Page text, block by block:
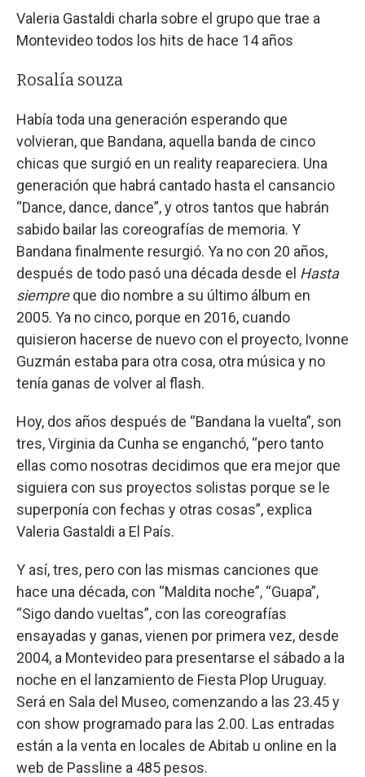
Valeria Gastaldi charla sobre el grupo que trae a
Montevideo todos los hits de hace 14 años
Rosalía souza
Había toda una generación esperando que
volvieran, que Bandana, aquella banda de cinco
chicas que surgió en un reality reapareciera. Una
generación que habrá cantado hasta el cansancio
“Dance, dance, dance”, y otros tantos que habrán
sabido bailar las coreografías de memoria. Y
Bandana finalmente resurgió. Ya no con 20 años,
después de todo pasó una década desde el Hasta
siempreque dio nombre a su último álbum en
2005. Ya no cinco, porque en 2016, cuando
quisieron hacerse de nuevo con el proyecto, Ivonne
Guzmán estaba para otra cosa, otra música y no
tenía ganas de volver al flash.
Hoy, dos años después de “Bandana la vuelta”, son
tres, Virginia da Cunha se enganchó, “pero tanto
ellas como nosotras decidimos que era mejor que
siguiera con sus proyectos solistas porque se le
superponía con fechas y otras cosas”, explica
Valeria Gastaldi a El País.
Y así, tres, pero con las mismas canciones que
hace una década, con “Maldita noche”, “Guapa”,
“Sigo dando vueltas”, con las coreografías
ensayadas y ganas, vienen por primera vez, desde
2004, a Montevideo para presentarse el sábado a la
noche en el lanzamiento de Fiesta Plop Uruguay.
Será en Sala del Museo, comenzando a las 23.45 y
con show programado para las 2.00. Las entradas
están a la venta en locales de Abitab u online en la
web de Passline a 485 pesos.